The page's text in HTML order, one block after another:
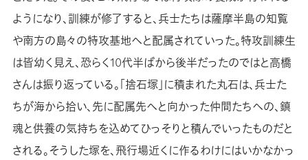
ようになり、訓練が修了すると、兵士たちは薩摩半島の知覧
や南方の島々の特攻基地へと配属されていった。特攻訓練生
は皆幼く見え、恐らく10代半ばから後半だったのではと高橋
さんは振り返っている。「捨石塚」に積まれた丸石は、兵士た
ちが海から拾い、先に配属先へと向かった仲間たちへの、鎮
魂と供養の気持ちを込めてひっそりと積んでいったものだと
される。そうした塚を、飛行場近くに作るわけにはいかなかっ